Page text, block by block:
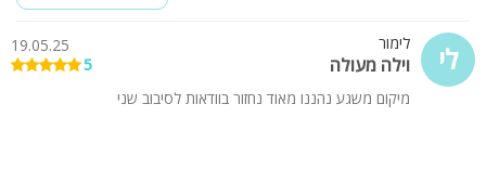
לי לימור
וילה מעולה
19.05.25
5
מיקום משגע נהננו מאוד נחזור בוודאות לסיבוב שני